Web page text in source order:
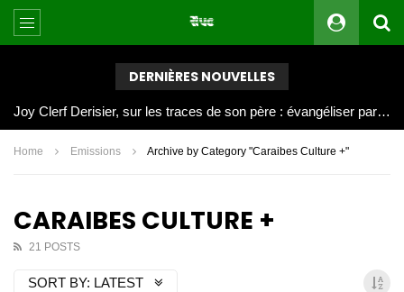
DERNIÈRES NOUVELLES
Joy Clerf Derisier, sur les traces de son père : évangéliser par la musique
Home Emissions Archive by Category "Caraibes Culture +"
CARAIBES CULTURE +
21 POSTS
SORT BY: LATEST